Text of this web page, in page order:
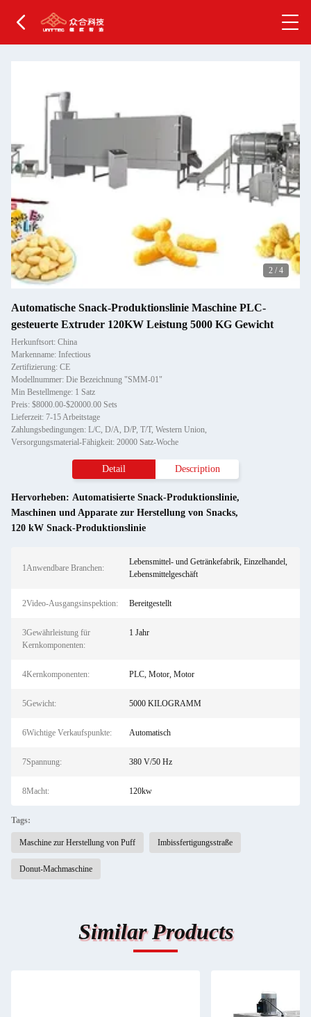
2 / 4
Automatische Snack-Produktionslinie Maschine PLC-
gesteuerte Extruder 120KW Leistung 5000 KG Gewicht
Herkunftsort: China
Markenname: Infectious
Zertifizierung: CE
Modellnummer: Die Bezeichnung "SMM-01"
Min Bestellmenge: 1 Satz
Preis: $8000.00-$20000.00 Sets
Lieferzeit: 7-15 Arbeitstage
Zahlungsbedingungen: L/C, D/A, D/P, T/T, Western Union,
Versorgungsmaterial-Fähigkeit: 20000 Satz-Woche
Detail Description
Hervorheben: Automatisierte Snack-Produktionslinie,
Maschinen und Apparate zur Herstellung von Snacks,
120 kW Snack-Produktionslinie
1Anwendbare Branchen:
Lebensmittel- und Getränkefabrik, Einzelhandel,
Lebensmittelgeschäft
2Video-Ausgangsinspektion: Bereitgestellt
3Gewährleistung für
Kernkomponenten:
1 Jahr
4Kernkomponenten: PLC, Motor, Motor
5Gewicht: 5000 KILOGRAMM
6Wichtige Verkaufspunkte: Automatisch
7Spannung: 380 V/50 Hz
8Macht: 120kw
Tags:
Maschine zur Herstellung von Puff Imbissfertigungsstraße
Donut-Machmaschine
Similar Products